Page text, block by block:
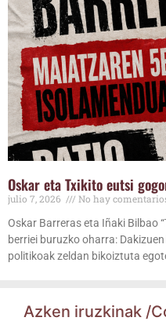
Oskar eta Txi­ki­to eutsi
julio 7, 2026
No hay
Oskar Barre­ras eta Iña­ki Bil­bao
berriei buruz­ko oha­rra:
poli­ti­koak zel­dan bikoiz­tu­ta
Azken iruz­ki­nak /​